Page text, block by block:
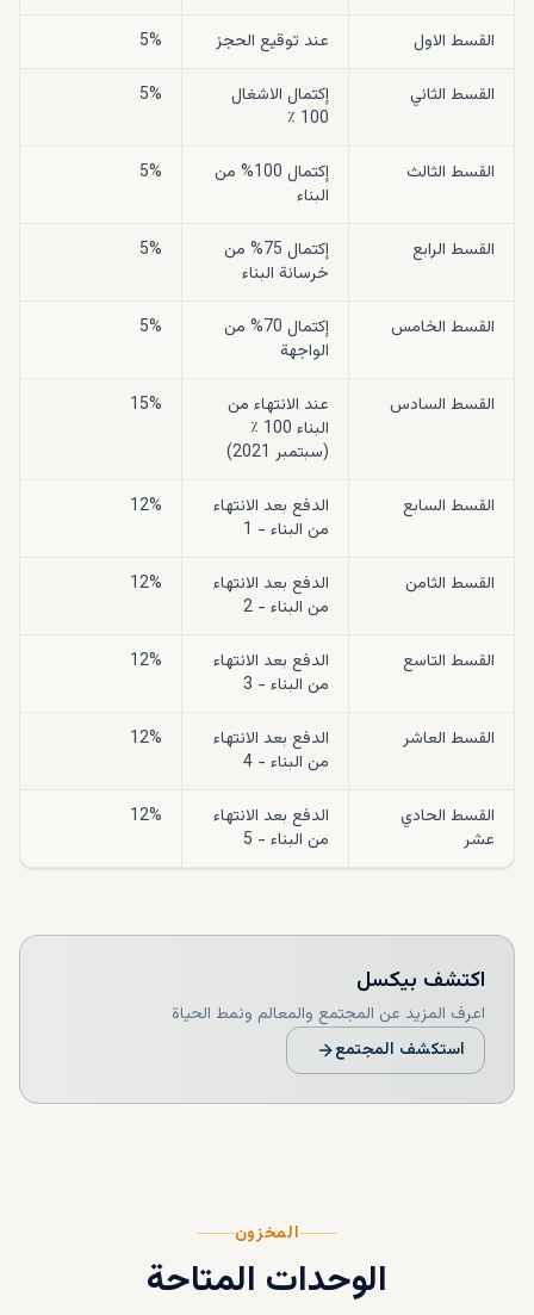
القسط الاول عند توقيع الحجز 5%
القسط الثاني
إكتمال الاشغال
100 ٪
5%
القسط الثالث
إكتمال 100% من
البناء
5%
القسط الرابع
إكتمال 75% من
خرسانة البناء
5%
القسط الخامس
إكتمال 70% من
الواجهة
5%
القسط السادس
عند الانتهاء من
البناء 100 ٪
(سبتمبر 2021)
15%
القسط السابع
الدفع بعد الانتهاء
من البناء - 1
12%
القسط الثامن
الدفع بعد الانتهاء
من البناء - 2
12%
القسط التاسع
الدفع بعد الانتهاء
من البناء - 3
12%
القسط العاشر
الدفع بعد الانتهاء
من البناء - 4
12%
القسط الحادي
عشر
الدفع بعد الانتهاء
من البناء - 5
12%
اكتشف بيكسل
اعرف المزيد عن المجتمع والمعالم ونمط الحياة
استكشف المجتمع
المخزون
الوحدات المتاحة